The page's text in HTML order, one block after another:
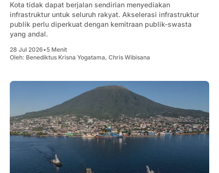
Kota tidak dapat berjalan sendirian menyediakan
infrastruktur untuk seluruh rakyat. Akselerasi infrastruktur
publik perlu diperkuat dengan kemitraan publik-swasta
yang andal.
28 Jul 2026•5 Menit
Oleh: Benediktus Krisna Yogatama, Chris Wibisana